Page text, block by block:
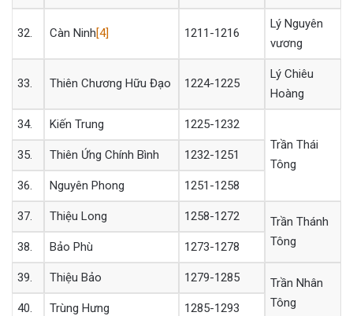
32. Càn Ninh[4] 1211-1216
Lý Nguyên
vương
33. Thiên Chương Hữu Đạo 1224-1225
Lý Chiêu
Hoàng
34. Kiến Trung
1225-1232
Trần Thái
Tông
35. Thiên Ứng Chính Bình 1232-1251
36. Nguyên Phong 1251-1258
37. Thiệu Long 1258-1272
Trần Thánh
Tông
38. Bảo Phù 1273-1278
39. Thiệu Bảo 1279-1285
Trần Nhân
Tông
40. Trùng Hưng 1285-1293